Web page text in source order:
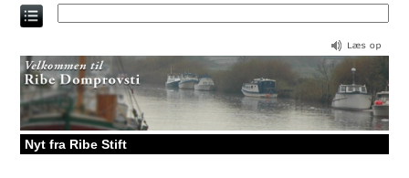
Direkte
til
Nyt fra Ribe Stift